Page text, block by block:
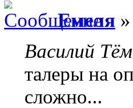
Емеля
Василий
талеры на
сложно...